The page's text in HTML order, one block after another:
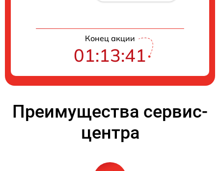
Конец акции
01:13:41
Преимущества сервис-
центра